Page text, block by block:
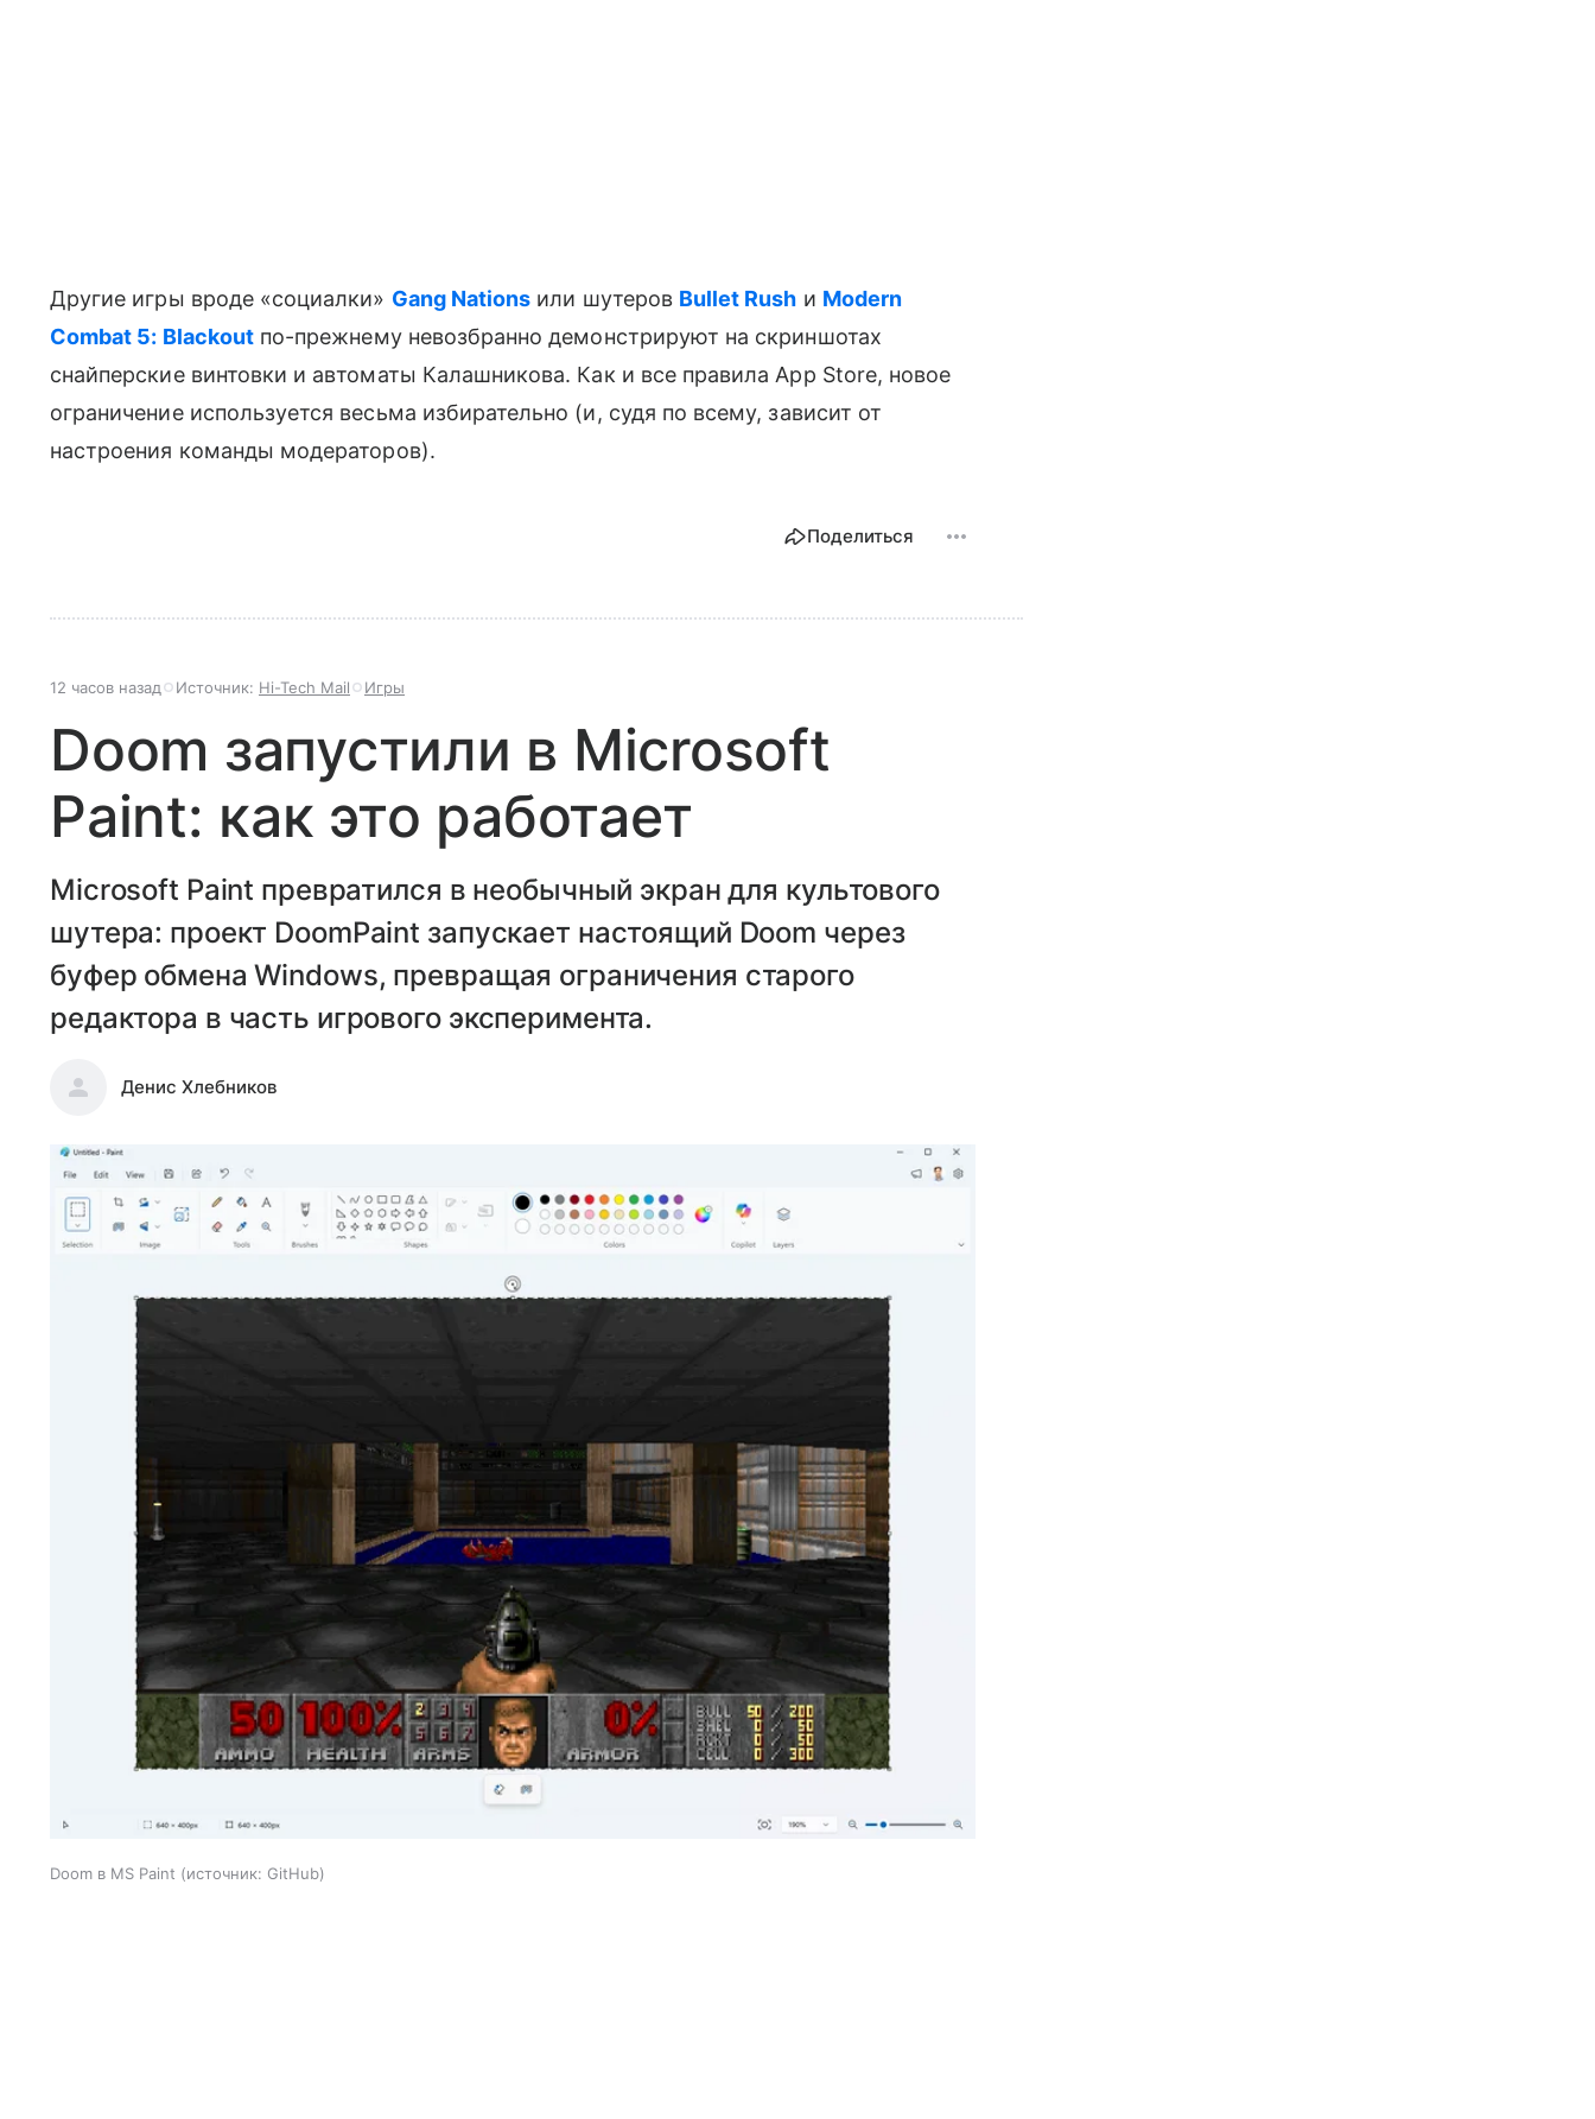
Другие игры вроде «социалки» Gang Nations или шутеров Bullet Rush и Modern
Combat 5: Blackoutпо-прежнему невозбранно демонстрируют на скриншотах
снайперские винтовки и автоматы Калашникова. Как и все правила App Store, новое
ограничение используется весьма избирательно (и, судя по всему, зависит от
настроения команды модераторов).
Поделиться
12 часов назад Источник: Hi-Tech Mail Игры
Doom запустили в Microsoft
Paint: как это работает
Microsoft Paint превратился в необычный экран для культового
шутера: проект DoomPaint запускает настоящий Doom через
буфер обмена Windows, превращая ограничения старого
редактора в часть игрового эксперимента.
Денис Хлебников
Doom в MS Paint источник: GitHub